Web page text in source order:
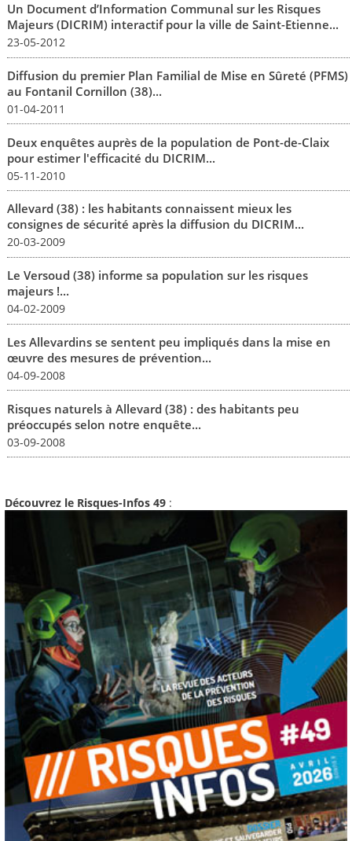
Un Document d’Information Communal sur les Risques
Majeurs (DICRIM) interactif pour la ville de Saint-Etienne...
23-05-2012
Diffusion du premier Plan Familial de Mise en Sûreté (PFMS)
au Fontanil Cornillon (38)...
01-04-2011
Deux enquêtes auprès de la population de Pont-de-Claix
pour estimer l'efficacité du DICRIM...
05-11-2010
Allevard (38) : les habitants connaissent mieux les
consignes de sécurité après la diffusion du DICRIM...
20-03-2009
Le Versoud (38) informe sa population sur les risques
majeurs !...
04-02-2009
Les Allevardins se sentent peu impliqués dans la mise en
œuvre des mesures de prévention...
04-09-2008
Risques naturels à Allevard (38) : des habitants peu
préoccupés selon notre enquête...
03-09-2008
Découvrez le Risques-Infos 49 :